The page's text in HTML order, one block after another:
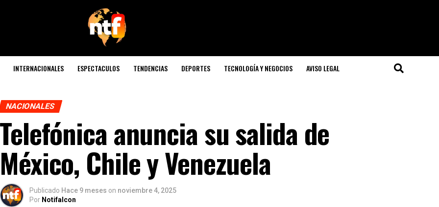
INTERNACIONALES ESPECTACULOS TENDENCIAS DEPORTES TECNOLOGÍA Y NEGOCIOS AVISO LEGAL
NACIONALES
Telefónica anuncia su salida de
México, Chile y Venezuela
Publicado Hace 9 meses on noviembre 4, 2025
Por Notifalcon